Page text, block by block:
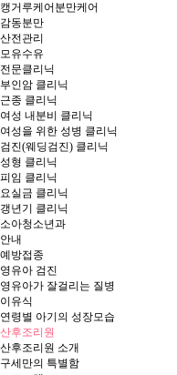
캥거루케어분만케어
감동분만
산전관리
모유수유
전문클리닉
부인암 클리닉
근종 클리닉
여성 내분비 클리닉
여성을 위한 성병 클리닉
검진(웨딩검진) 클리닉
성형 클리닉
피임 클리닉
요실금 클리닉
갱년기 클리닉
소아청소년과
안내
예방접종
영유아 검진
영유아가 잘걸리는 질병
이유식
연령별 아기의 성장모습
산후조리원
산후조리원 소개
구세만의 특별함